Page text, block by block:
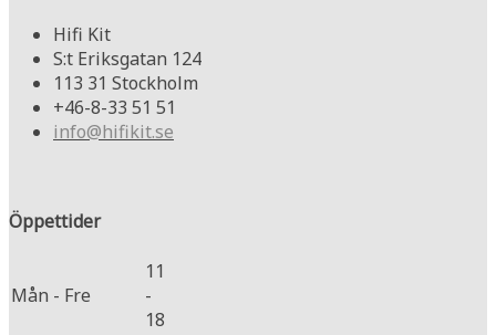
Hifi Kit
S:t Eriksgatan 124
113 31 Stockholm
+46-8-33 51 51
info@hifikit.se
Öppettider
Mån - Fre
11
-
18